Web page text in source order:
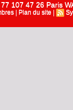
107 47 26 Paris
Plan du site